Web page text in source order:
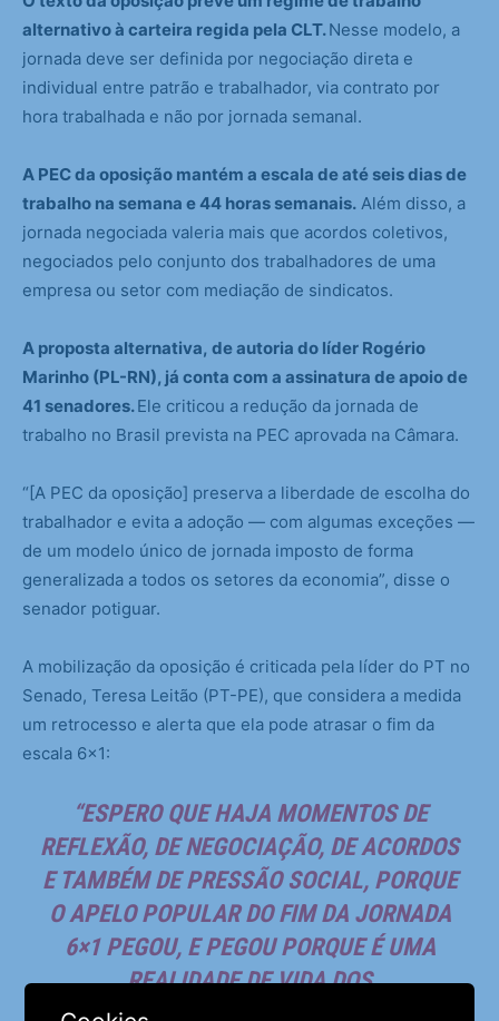
alternativo à carteira regida pela CLT.Nesse modelo, a
jornada deve ser definida por negociação direta e
individual entre patrão e trabalhador, via contrato por
hora trabalhada e não por jornada semanal.
A PEC da oposição mantém a escala de até seis dias de
trabalho na semana e 44 horas semanais. Além disso, a
jornada negociada valeria mais que acordos coletivos,
negociados pelo conjunto dos trabalhadores de uma
empresa ou setor com mediação de sindicatos.
A proposta alternativa, de autoria do líder Rogério
Marinho (PL-RN), já conta com a assinatura de apoio de
41 senadores.Ele criticou a redução da jornada de
trabalho no Brasil prevista na PEC aprovada na Câmara.
“[A PEC da oposição] preserva a liberdade de escolha do
trabalhador e evita a adoção — com algumas exceções —
de um modelo único de jornada imposto de forma
generalizada a todos os setores da economia”, disse o
senador potiguar.
A mobilização da oposição é criticada pela líder do PT no
Senado, Teresa Leitão (PT-PE), que considera a medida
um retrocesso e alerta que ela pode atrasar o fim da
escala 6×1:
“ESPERO QUE HAJA MOMENTOS DE
REFLEXÃO, DE NEGOCIAÇÃO, DE ACORDOS
E TAMBÉM DE PRESSÃO SOCIAL, PORQUE
O APELO POPULAR DO FIM DA JORNADA
6×1 PEGOU, E PEGOU PORQUE É UMA
REALIDADE DE VIDA DOS
TRABALHADORES E DAS